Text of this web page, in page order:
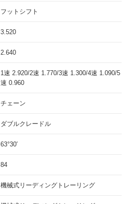
フットシフト
3.520
2.640
1速 2.920/2速 1.770/3速 1.300/4速 1.090/5
速 0.960
チェーン
ダブルクレードル
63°30′
84
機械式リーディングトレーリング